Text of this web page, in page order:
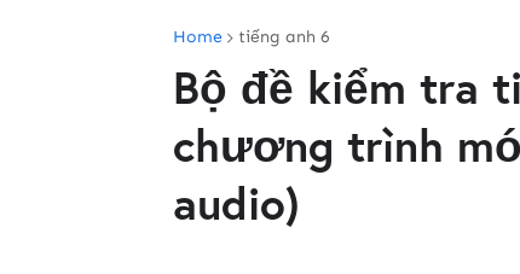
Home tiếng anh 6
Bộ đề kiểm tra
chương trình
audio)